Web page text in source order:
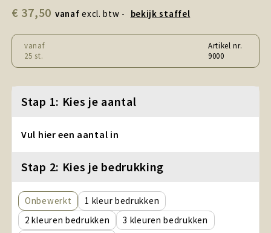
Snoepgoed en Koek
Sport, Spel en Speelgoed
Strand en Zomer
Technologie
€ 37,50 vanaf excl. btw - bekijk staffel
vanaf
25 st.
Artikel nr.
9000
Stap 1: Kies je aantal
Vul hier een aantal in
Stap 2: Kies je bedrukking
Onbewerkt
1
2
3